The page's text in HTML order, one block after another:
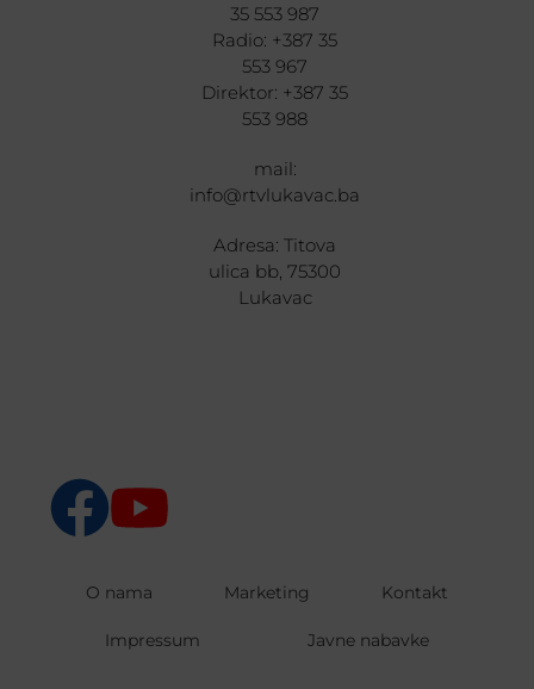
35 553 987
Radio: +387 35
553 967
Direktor: +387 35
553 988
mail:
info@rtvlukavac.ba
Adresa: Titova
ulica bb, 75300
Lukavac
O nama Marketing Kontakt
Impressum Javne nabavke